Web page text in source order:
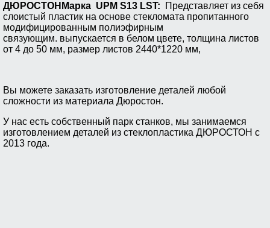
ДЮРОСТОН Марка UPM S13 LST:
Представляет из себя
слоистый пластик на основе стекломата пропитанного
модифицированным полиэфирным
связующим. выпускается в белом цвете, толщина листов
от 4 до 50 мм, размер листов 2440*1220 мм,
Вы можете заказать изготовление деталей любой
сложности из материала Дюростон.
У нас есть собственный парк станков, мы занимаемся
изготовлением деталей из стеклопластика ДЮРОСТОН с
2013 года.